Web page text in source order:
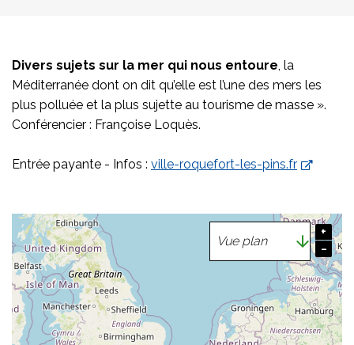
Divers sujets sur la mer qui nous entoure, la
Méditerranée dont on dit qu’elle est l’une des mers les
plus polluée et la plus sujette au tourisme de masse ».
Conférencier : Françoise Loquès.
Entrée payante - Infos : ville-roquefort-les-pins.fr
+
−